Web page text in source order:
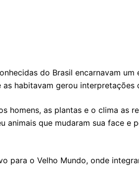
do Brasil encarnavam
habitavam gerou
homens, as plantas e o clima as
que mudaram sua face e
para o Velho Mundo, onde